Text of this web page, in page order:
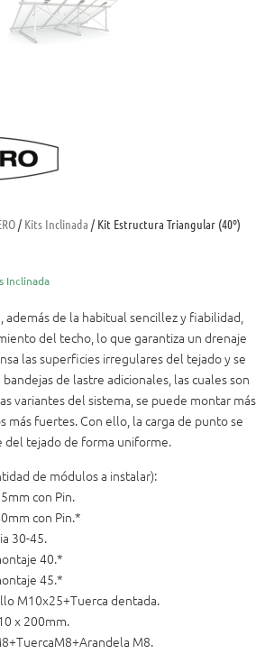
/ Kits Inclinada / Kit Estructura Triangular (40º)
Inclinada
además de la habitual sencillez y fiabilidad,
del techo, lo que garantiza un drenaje
las superficies irregulares del tejado y se
de lastre adicionales, las cuales son
variantes del sistema, se puede montar más
más fuertes. Con ello, la carga de punto se
del tejado de forma uniforme.
de módulos a instalar):
con Pin.
con Pin.*
30-45.
40.*
45.*
M10x25+Tuerca dentada.
x 200mm.
M8.